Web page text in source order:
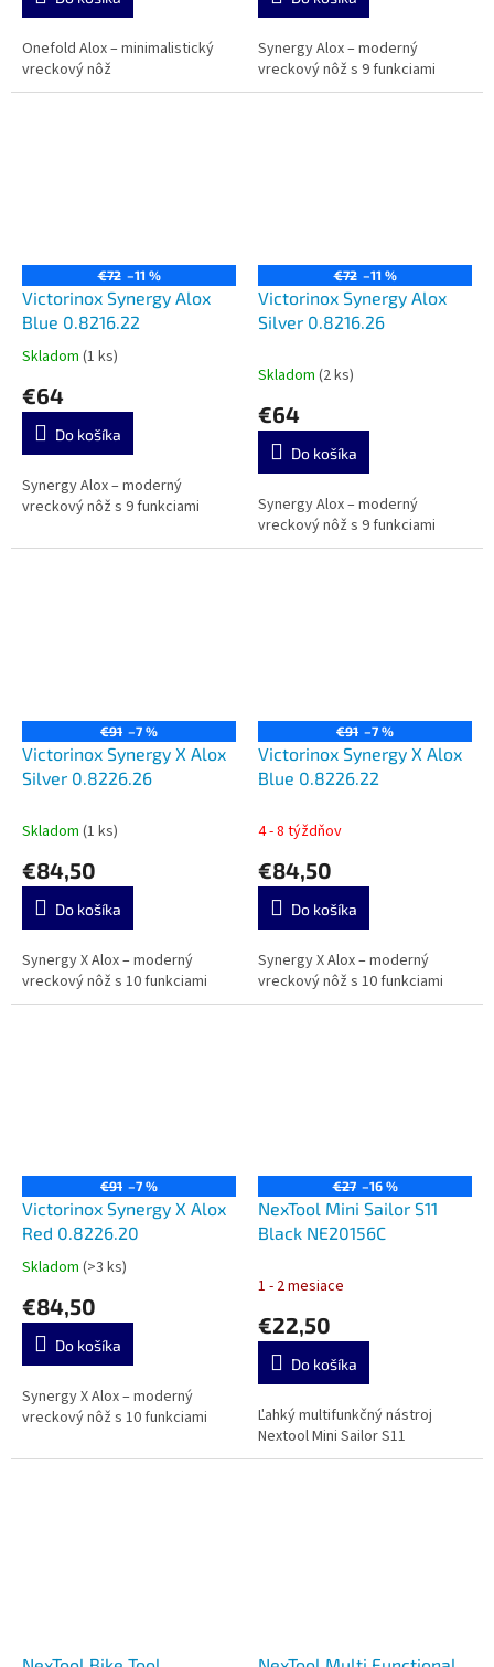
Onefold Alox – minimalistický
vreckový nôž
Synergy Alox – moderný
vreckový nôž s 9 funkciami
€72 –11 %
Victorinox Synergy Alox
Blue 0.8216.22
Priemerné
produktu
5,0
5
hviezdičiek.
Skladom (1 ks)
€64
Do košíka
Synergy Alox – moderný
vreckový nôž s 9 funkciami
€72 –11 %
Victorinox Synergy Alox
Silver 0.8216.26
Skladom (2 ks)
€64
Do košíka
Synergy Alox – moderný
vreckový nôž s 9 funkciami
€91 –7 %
Victorinox Synergy X Alox
Silver 0.8226.26
Skladom (1 ks)
€84,50
Do košíka
Synergy X Alox – moderný
vreckový nôž s 10 funkciami
€91 –7 %
Victorinox Synergy X Alox
Blue 0.8226.22
4 - 8 týždňov
€84,50
Do košíka
Synergy X Alox – moderný
vreckový nôž s 10 funkciami
€91 –7 %
Victorinox Synergy X Alox
Red 0.8226.20
Priemerné
produktu
5,0
5
hviezdičiek.
Skladom (>3 ks)
€84,50
Do košíka
Synergy X Alox – moderný
vreckový nôž s 10 funkciami
€27 –16 %
NexTool Mini Sailor S11
Black NE20156C
1 - 2 mesiace
€22,50
Do košíka
Ľahký multifunkčný nástroj
Nextool Mini Sailor S11